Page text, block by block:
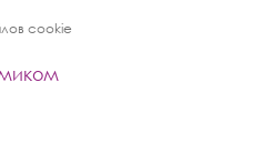
cookie